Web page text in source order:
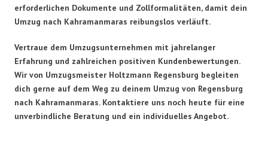
erforderlichen Dokumente und Zollformalitäten, damit dein
Umzug nach Kahramanmaras reibungslos verläuft.
Vertraue dem Umzugsunternehmen mit jahrelanger
Erfahrung und zahlreichen positiven Kundenbewertungen.
Wir von Umzugsmeister Holtzmann Regensburg begleiten
dich gerne auf dem Weg zu deinem Umzug von Regensburg
nach Kahramanmaras. Kontaktiere uns noch heute für eine
unverbindliche Beratung und ein individuelles Angebot.